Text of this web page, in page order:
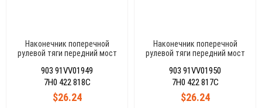
Наконечник поперечной
рулевой тяги передний мост
903 91VV01949
$26.24
7H0 422 818C
Наконечник поперечной
рулевой тяги передний мост
903 91VV01950
$26.24
7H0 422 817C